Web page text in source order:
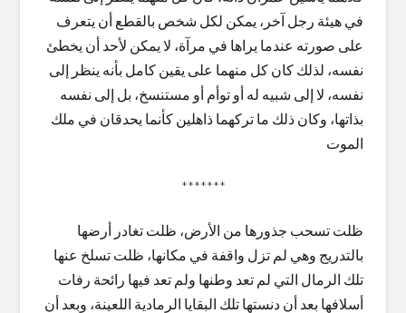
في هيئة رجل آخر، يمكن لكل شخص بالقطع أن يتعرف
على صورته عندما يراها في مرآة، لا يمكن لأحد أن يخطئ
نفسه، لذلك كان كل منهما على يقين كامل بأنه ينظر إلى
نفسه، لا إلى شبيه له أو توأم أو مستنسخ، بل إلى نفسه
بذاتها، وكان ذلك ما تركهما ذاهلين كأنما يحدقان في ملك
الموت
*******
ظلت تسحب جذورها من الأرض، ظلت تغادر أرضها
بالتدريج وهي لم تزل واقفة في مكانها، ظلت تسلخ عنها
تلك الرمال التي لم تعد وطنها ولم تعد فيها رائحة رفات
أسلافها بعد أن دنستها تلك البقايا الرمادية اللعينة، وبعد أن